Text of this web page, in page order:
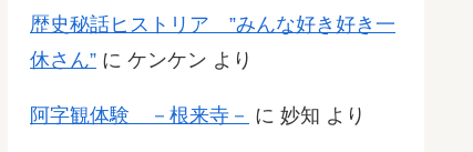
歴史秘話ヒストリア ”みんな好き好き一
休さん” に ケンケン より
阿字観体験 －根来寺－ に 妙知 より